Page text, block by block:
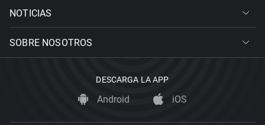
NOTICIAS
SOBRE NOSOTROS
DESCARGA LA APP
Android iOS